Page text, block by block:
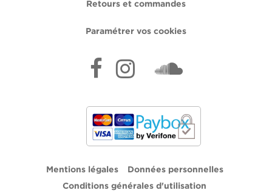
Retours et commandes
Paramétrer vos cookies
Mentions légales Données personnelles
Conditions générales d'utilisation